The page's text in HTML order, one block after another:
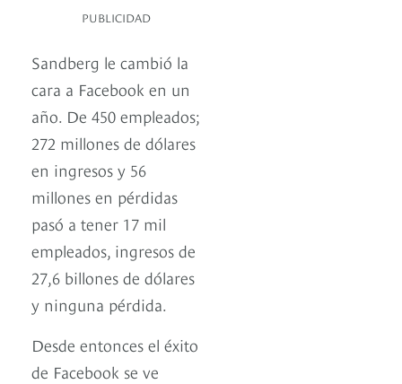
PUBLICIDAD
Sandberg le cambió la
cara a Facebook en un
año. De 450 empleados;
272 millones de dólares
en ingresos y 56
millones en pérdidas
pasó a tener 17 mil
empleados, ingresos de
27,6 billones de dólares
y ninguna pérdida.
Desde entonces el éxito
de Facebook se ve